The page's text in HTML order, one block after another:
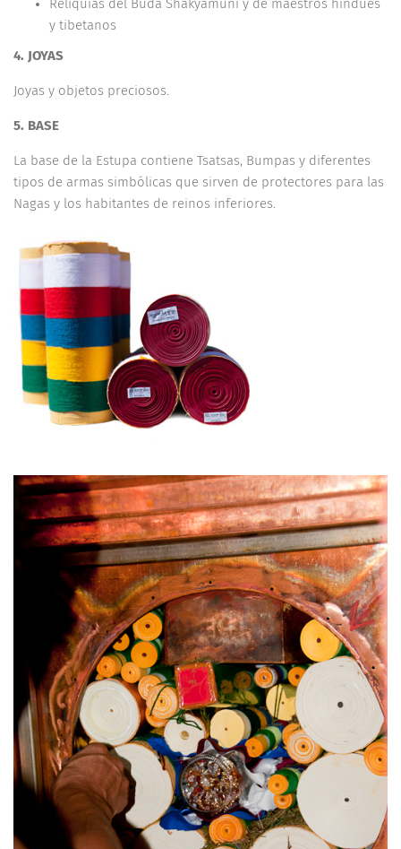
Reliquias del Buda Shakyamuni y de maestros hindúes
y tibetanos
4. JOYAS
Joyas y objetos preciosos.
5. BASE
La base de la Estupa contiene Tsatsas, Bumpas y diferentes
tipos de armas simbólicas que sirven de protectores para las
Nagas y los habitantes de reinos inferiores.